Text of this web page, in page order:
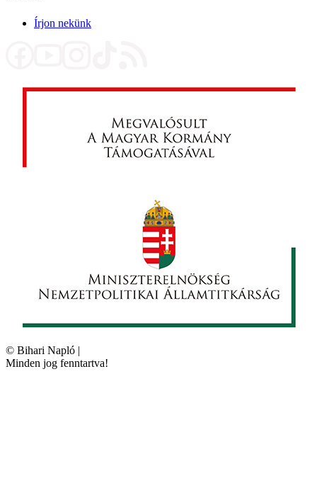
Írjon nekünk
© Bihari Napló |
Minden jog fenntartva!